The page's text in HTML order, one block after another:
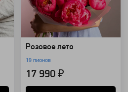
Розовое лето
19 пионов
17 990 ₽